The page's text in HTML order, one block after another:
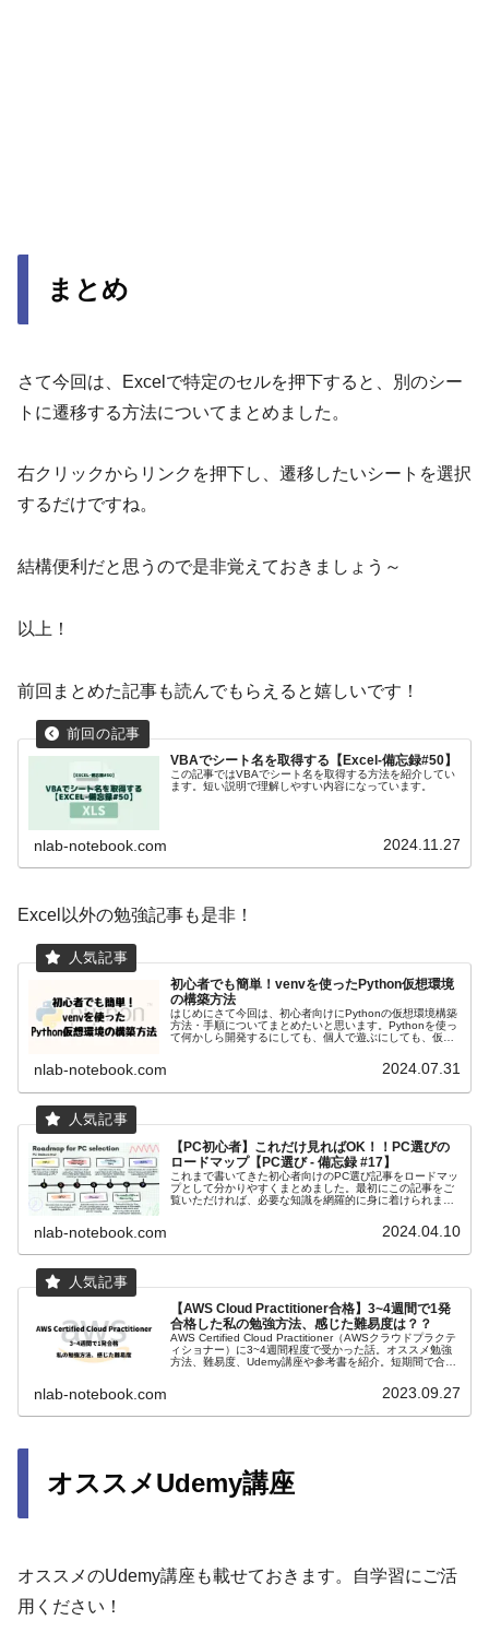
まとめ
さて今回は、Excelで特定のセルを押下すると、別のシー
トに遷移する方法についてまとめました。
右クリックからリンクを押下し、遷移したいシートを選択
するだけですね。
結構便利だと思うので是非覚えておきましょう～
以上！
前回まとめた記事も読んでもらえると嬉しいです！
VBAでシート名を取得する【Excel-備忘録#50】
この記事ではVBAでシート名を取得する方法を紹介してい
ます。短い説明で理解しやすい内容になっています。
nlab-notebook.com 2024.11.27
Excel以外の勉強記事も是非！
初心者でも簡単！venvを使ったPython仮想環境
の構築方法
はじめにさて今回は、初心者向けにPythonの仮想環境構築
方法・手順についてまとめたいと思います。Pythonを使っ
て何かしら開発するにしても、個人で遊ぶにしても、仮想
nlab-notebook.com 2024.07.31
【PC初心者】これだけ見ればOK！！PC選びの
ロードマップ【PC選び - 備忘録 #17】
これまで書いてきた初心者向けのPC選び記事をロードマッ
プとして分かりやすくまとめました。最初にこの記事をご
覧いただければ、必要な知識を網羅的に身に着けられま
nlab-notebook.com 2024.04.10
【AWS Cloud Practitioner合格】3~4週間で1発
合格した私の勉強方法、感じた難易度は？？
AWS Certified Cloud Practitioner（AWSクラウドプラクテ
ィショナー）に3~4週間程度で受かった話。オススメ勉強
方法、難易度、Udemy講座や参考書を紹介。短期間で合格
nlab-notebook.com 2023.09.27
オススメUdemy講座
オススメのUdemy講座も載せておきます。自学習にご活
用ください！